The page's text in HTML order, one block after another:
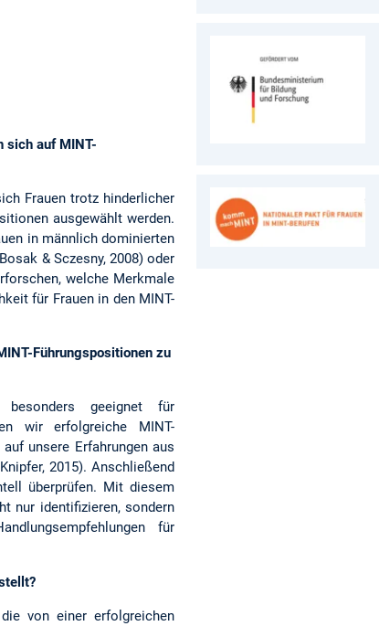
sich auf MINT-
Frauen trotz hinderlicher
ausgewählt werden.
in männlich dominierten
& Sczesny, 2008) oder
welche Merkmale
für Frauen in den MINT-
Führungspositionen zu
besonders geeignet für
wir erfolgreiche MINT-
unsere Erfahrungen aus
2015). Anschließend
überprüfen. Mit diesem
nur identifizieren, sondern
für
von einer erfolgreichen